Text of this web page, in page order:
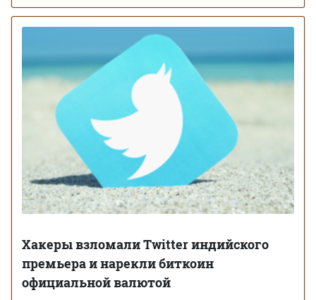
Хакеры взломали Twitter индийского
премьера и нарекли биткоин
официальной валютой